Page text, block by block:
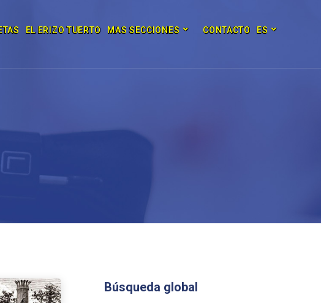
EL ERIZO TUERTO MAS SECCIONES CONTACTO ES
Búsqueda global